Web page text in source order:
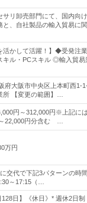
サリ卸売部門にて、国内向
と、自社製品の輸入貿易に
活かして活躍！】◆受発注
キル・PCスキル ◎輸入貿易
府大阪市中央区上本町西
所 【変更の範囲】…
円～312,000円※上記に
22,000円分含む …
万円
交代で下記3パターンの時
～17:15（…
128日】《休日》* 週休2日